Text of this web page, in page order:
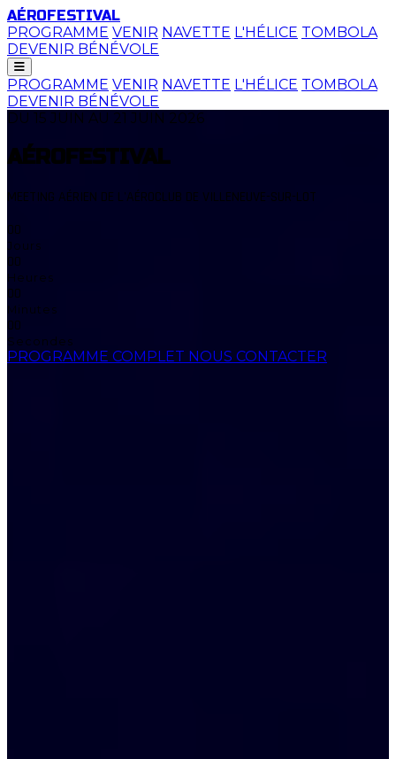
AÉROFESTIVAL
PROGRAMME VENIR NAVETTE L'HÉLICE TOMBOLA
DEVENIR BÉNÉVOLE
PROGRAMME VENIR NAVETTE L'HÉLICE TOMBOLA
DEVENIR BÉNÉVOLE
DU 15 JUIN AU 21 JUIN 2026
AÉROFESTIVAL
MEETING AÉRIEN DE L'AÉROCLUB DE VILLENEUVE-SUR-LOT
00
Jours
00
Heures
00
Minutes
00
Secondes
PROGRAMME COMPLET NOUS CONTACTER